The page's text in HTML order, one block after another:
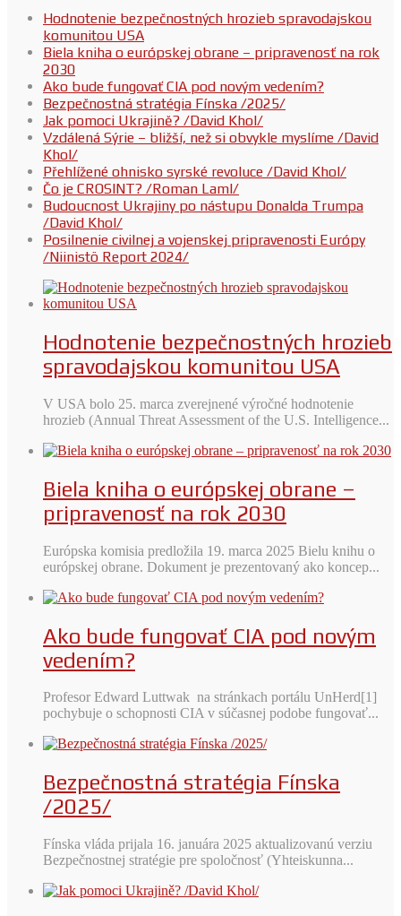
Hodnotenie bezpečnostných hrozieb spravodajskou
komunitou USA
Biela kniha o európskej obrane – pripravenosť na rok
2030
Ako bude fungovať CIA pod novým vedením?
Bezpečnostná stratégia Fínska /2025/
Jak pomoci Ukrajině? /David Khol/
Vzdálená Sýrie – bližší, než si obvykle myslíme /David
Khol/
Přehlížené ohnisko syrské revoluce /David Khol/
Čo je CROSINT? /Roman Laml/
Budoucnost Ukrajiny po nástupu Donalda Trumpa
/David Khol/
Posilnenie civilnej a vojenskej pripravenosti Európy
/Niinistö Report 2024/
Hodnotenie bezpečnostných hrozieb
spravodajskou komunitou USA
V USA bolo 25. marca zverejnené výročné hodnotenie
hrozieb (Annual Threat Assessment of the U.S. Intelligence...
Biela kniha o európskej obrane –
pripravenosť na rok 2030
Európska komisia predložila 19. marca 2025 Bielu knihu o
európskej obrane. Dokument je prezentovaný ako koncep...
Ako bude fungovať CIA pod novým
vedením?
Profesor Edward Luttwak na stránkach portálu UnHerd[1]
pochybuje o schopnosti CIA v súčasnej podobe fungovať...
Bezpečnostná stratégia Fínska
/2025/
Fínska vláda prijala 16. januára 2025 aktualizovanú verziu
Bezpečnostnej stratégie pre spoločnosť (Yhteiskunna...